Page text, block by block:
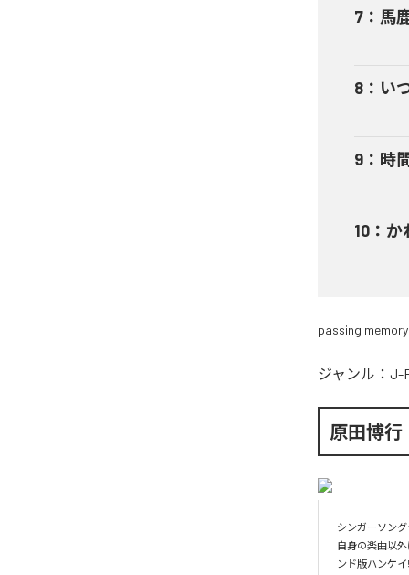
7 ： 馬
8 ： い
9 ： 時
10 ： か
passing memory
ジャンル： J-
原田博行
シンガーソン
自身の楽曲以
ンド版ハンケ